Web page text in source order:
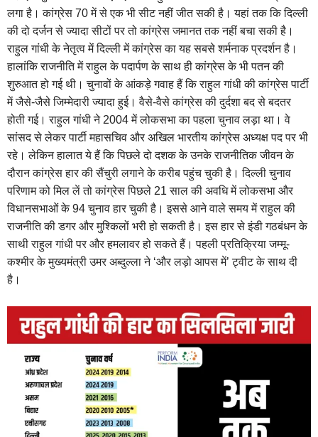
लगा है। कांग्रेस 70 में से एक भी सीट नहीं जीत सकी है। यहां तक कि दिल्ली
की दो दर्जन से ज्यादा सीटों पर तो कांग्रेस जमानत तक नहीं बचा सकी है।
राहुल गांधी के नेतृत्व में दिल्ली में कांग्रेस का यह सबसे शर्मनाक प्रदर्शन है।
हालांकि राजनीति में राहुल के पदार्पण के साथ ही कांग्रेस के भी पतन की
शुरुआत हो गई थी। चुनावों के आंकड़े गवाह हैं कि राहुल गांधी की कांग्रेस पार्टी
में जैसे-जैसे जिम्मेदारी ज्यादा हुई। वैसे-वैसे कांग्रेस की दुर्दशा बद से बदतर
होती गई। राहुल गांधी ने 2004 में लोकसभा का पहला चुनाव लड़ा था। वे
सांसद से लेकर पार्टी महासचिव और अखिल भारतीय कांग्रेस अध्यक्ष पद पर भी
रहे। लेकिन हालात ये हैं कि पिछले दो दशक के उनके राजनीतिक जीवन के
दौरान कांग्रेस हार की सैंचुरी लगाने के करीब पहुंच चुकी है। दिल्ली चुनाव
परिणाम को मिल लें तो कांग्रेस पिछले 21 साल की अवधि में लोकसभा और
विधानसभाओं के 94 चुनाव हार चुकी है। इससे आने वाले समय में राहुल की
राजनीति की डगर और मुश्किलों भरी हो सकती है। इस हार से इंडी गठबंधन के
साथी राहुल गांधी पर और हमलावर हो सकते हैं। पहली प्रतिक्रिया जम्मू-
कश्मीर के मुख्यमंत्री उमर अब्दुल्ला ने ‘और लड़ो आपस में’ ट्वीट के साथ दी
है।